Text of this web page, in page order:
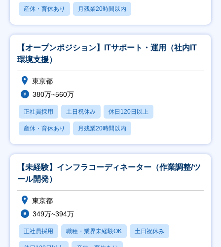
産休・育休あり 月残業20時間以内
【オープンポジション】ITサポート・運用（社内IT
環境支援）
東京都
380万~560万
正社員採用 土日祝休み 休日120日以上
産休・育休あり 月残業20時間以内
【未経験】インフラコーディネーター（作業調整/ツ
ール開発）
東京都
349万~394万
正社員採用 職種・業界未経験OK 土日祝休み